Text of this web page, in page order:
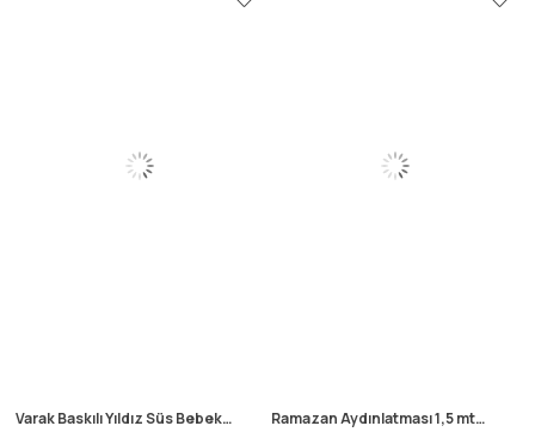
Varak Baskılı Yıldız Süs Bebek
Ramazan Aydınlatması 1,5 mt